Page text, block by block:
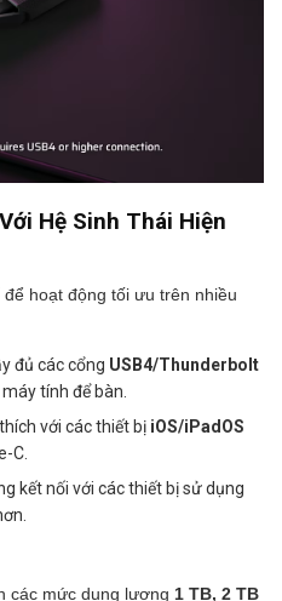
Hệ Sinh Thái Hiện
hoạt động tối ưu trên nhiều
đủ các cổng USB4/Thunderbolt
tính để bàn.
với các thiết bị iOS/iPadOS
C.
kết nối với các thiết bị sử dụng
các mức dung lượng 1 TB, 2 TB